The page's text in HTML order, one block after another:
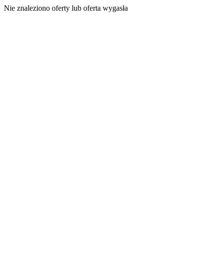
Nie znaleziono oferty lub oferta wygasła